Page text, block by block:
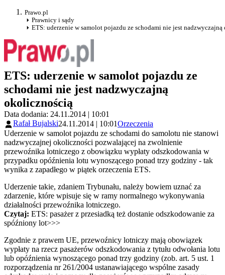
Prawo.pl
Prawnicy i sądy
ETS: uderzenie w samolot pojazdu ze schodami nie jest
ETS: uderzenie w samolot pojazdu ze
schodami nie jest nadzwyczajną
okolicznością
Data dodania: 24.11.2014 | 10:01
Rafał Bujalski24.11.2014 | 10:01Orzeczenia
Uderzenie w samolot pojazdu ze schodami do samolotu nie stanowi
nadzwyczajnej okoliczności pozwalającej na zwolnienie
przewoźnika lotniczego z obowiązku wypłaty odszkodowania w
przypadku opóźnienia lotu wynoszącego ponad trzy godziny - tak
wynika z zapadłego w piątek orzeczenia ETS.
Uderzenie takie, zdaniem Trybunału, należy bowiem uznać za
zdarzenie, które wpisuje się w ramy normalnego wykonywania
działalności przewoźnika lotniczego.
Czytaj: ETS: pasażer z przesiadką też dostanie odszkodowanie za
spóźniony lot>>>
Zgodnie z prawem UE, przewoźnicy lotniczy mają obowiązek
wypłaty na rzecz pasażerów odszkodowania z tytułu odwołania lotu
lub opóźnienia wynoszącego ponad trzy godziny (zob. art. 5 ust. 1
rozporządzenia nr 261/2004 ustanawiającego wspólne zasady